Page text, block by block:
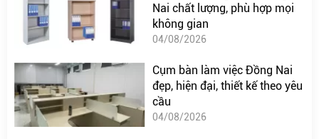
Nai chất lượng, phù hợp mọi
không gian
04/08/2026
Cụm bàn làm việc Đồng Nai
đẹp, hiện đại, thiết kế theo yêu
cầu
04/08/2026